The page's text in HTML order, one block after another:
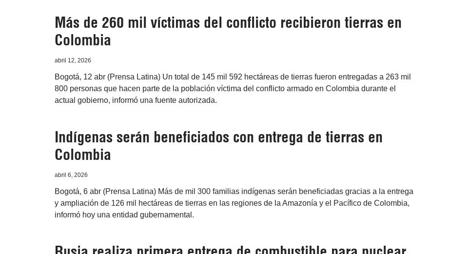
Más de 260 mil víctimas del conflicto recibieron tierras en
Colombia
abril 12, 2026
Bogotá, 12 abr (Prensa Latina) Un total de 145 mil 592 hectáreas de tierras fueron entregadas a 263 mil
800 personas que hacen parte de la población víctima del conflicto armado en Colombia durante el
actual gobierno, informó una fuente autorizada.
Indígenas serán beneficiados con entrega de tierras en
Colombia
abril 6, 2026
Bogotá, 6 abr (Prensa Latina) Más de mil 300 familias indígenas serán beneficiadas gracias a la entrega
y ampliación de 126 mil hectáreas de tierras en las regiones de la Amazonía y el Pacífico de Colombia,
informó hoy una entidad gubernamental.